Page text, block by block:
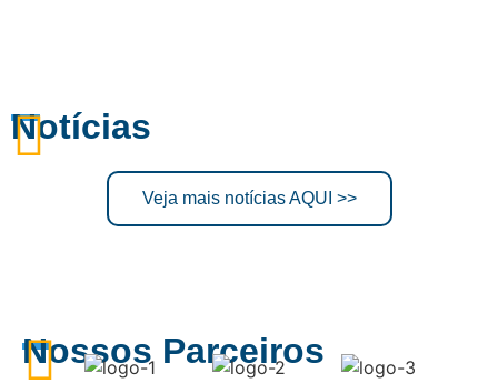
Notícias
Veja mais notícias AQUI >>
Nossos Parceiros